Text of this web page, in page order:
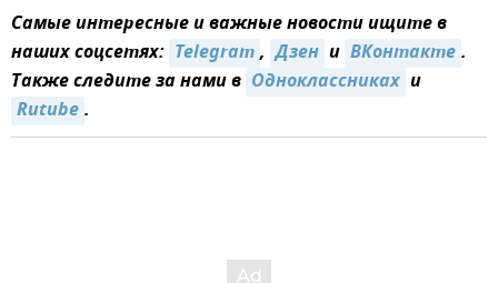
Самые интересные и важные новости ищите в
наших соцсетях: Telegram, Дзен и ВКонтакте.
Также следите за нами в Одноклассниках и
Rutube.